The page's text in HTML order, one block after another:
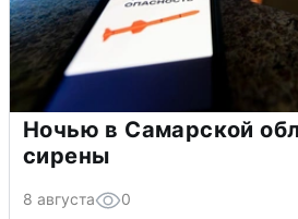
Ночью в Самарской
сирены
8 августа 0